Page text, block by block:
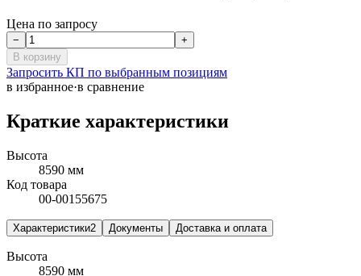
Цена по запросу
−
+
В корзину
Запросить КП по выбранным позициям
в избранное·в сравнение
Краткие характеристики
Высота
8590 мм
Код товара
00-00155675
Характеристики2 Документы Доставка и оплата
Высота
8590 мм